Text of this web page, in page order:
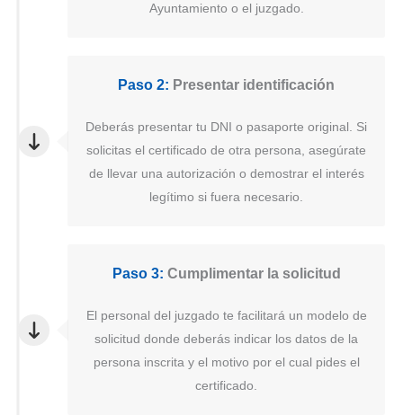
Ayuntamiento o el juzgado.
Paso 2: Presentar identificación
Deberás presentar tu DNI o pasaporte original. Si
solicitas el certificado de otra persona, asegúrate
de llevar una autorización o demostrar el interés
legítimo si fuera necesario.
Paso 3: Cumplimentar la solicitud
El personal del juzgado te facilitará un modelo de
solicitud donde deberás indicar los datos de la
persona inscrita y el motivo por el cual pides el
certificado.